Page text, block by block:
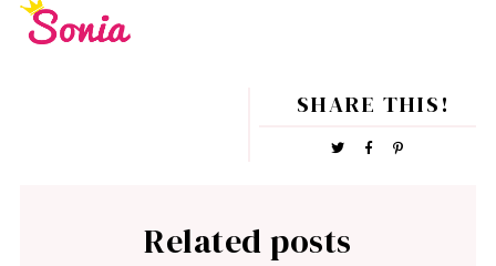
SHARE THIS!
Related posts